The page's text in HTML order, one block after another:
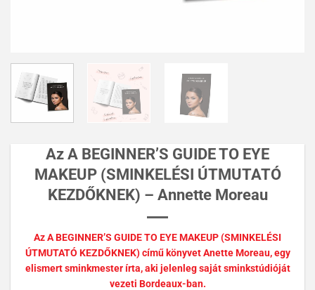
Az A BEGINNER’S GUIDE TO EYE
MAKEUP (SMINKELÉSI ÚTMUTATÓ
KEZDŐKNEK) – Annette Moreau
Az A BEGINNER’S GUIDE TO EYE MAKEUP (SMINKELÉSI
ÚTMUTATÓ KEZDŐKNEK) című könyvet Anette Moreau, egy
elismert sminkmester írta, aki jelenleg saját sminkstúdióját
vezeti Bordeaux-ban.